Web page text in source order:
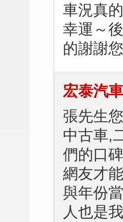
車況真
幸運～
的謝謝您
宏泰汽車
張先生
中古車,
們的口
網友才
與年份
人也是